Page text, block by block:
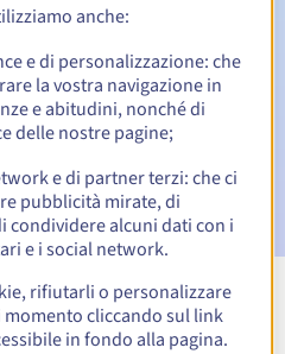
7 e 3 giorni prima della
per notificare la
Period
per notificare la
le estensioni
anche:
e di personalizzazione: che
la vostra navigazione in
e abitudini, nonché di
delle nostre pagine;
e di partner terzi: che ci
pubblicità mirate, di
condividere alcuni dati con i
e i social network.
rifiutarli o personalizzare
cliccando sul link
in fondo alla pagina.